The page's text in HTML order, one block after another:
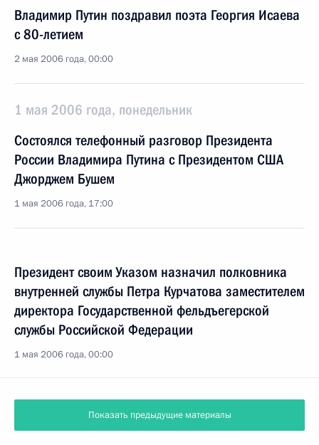
Владимир Путин поздравил поэта Георгия Исаева
с 80-летием
2 мая 2006 года, 00:00
1 мая 2006 года, понедельник
Состоялся телефонный разговор Президента
России Владимира Путина с Президентом США
Джорджем Бушем
1 мая 2006 года, 17:00
Президент своим Указом назначил полковника
внутренней службы Петра Курчатова заместителем
директора Государственной фельдъегерской
службы Российской Федерации
1 мая 2006 года, 00:00
Показать предыдущие материалы